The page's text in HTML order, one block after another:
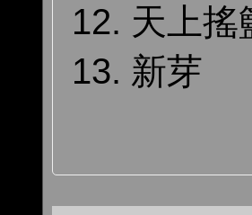
12. 天上搖
13. 新芽